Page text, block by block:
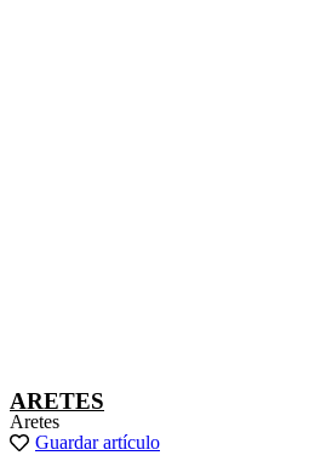
ARETES
Aretes
Guardar artículo